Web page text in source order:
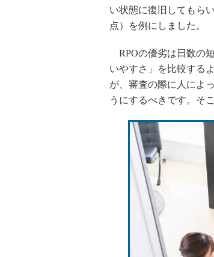
い状態に復旧してもら
点）を例にしました。
RPOの優劣は日数の
いやすさ」を比較する
が、審査の際に人によ
うにするべきです。そ